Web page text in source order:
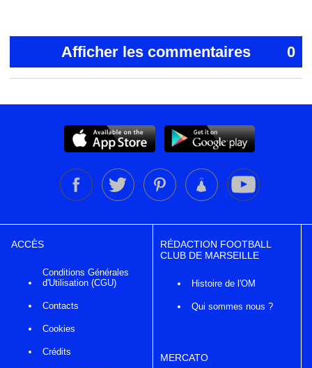
Afficher les commentaires 0
ACCÈS
Conditions Générales
d'Utilisation (CGU)
Contacts
Cookies
Crédits
RÉDACTION FOOTBALL
CLUB DE MARSEILLE
Histoire de l'OM
Qui sommes nous ?
MERCATO